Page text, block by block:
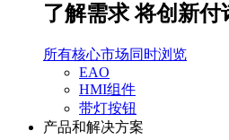
了解需求 将创新付
所有核心市场同时浏览
EAO
HMI组件
带灯按钮
产品和解决方案